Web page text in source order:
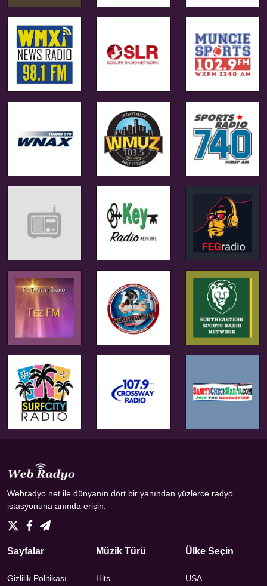
Webradyo.net ile dünyanın dört bir yanından yüzlerce radyo
istasyonuna anında erişin.
Sayfalar
Gizlilik Politikası
Müzik Türü
Hits
Ülke Seçin
USA